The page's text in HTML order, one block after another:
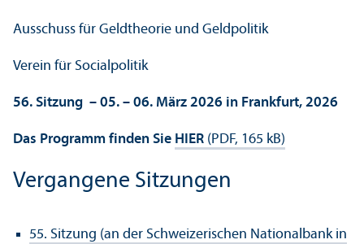
Ausschuss für Geldtheorie und Geldpolitik
Verein für Socialpolitik
56. Sitzung – 05. – 06. März 2026 in Frankfurt, 2026
Das Programm finden Sie HIER (PDF, 165 kB)
Vergangene Sitzungen
55. Sitzung (an der Schweizerischen Nationalbank in